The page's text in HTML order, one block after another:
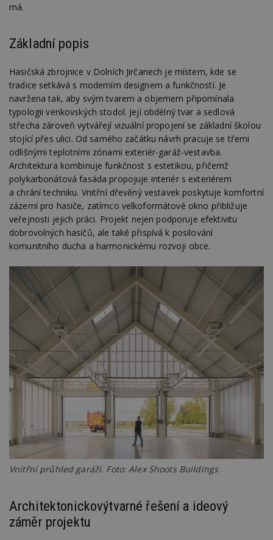
má.
Základní popis
Hasičská zbrojnice v Dolních Jirčanech je místem, kde se
tradice setkává s moderním designem a funkčností. Je
navržena tak, aby svým tvarem a objemem připomínala
typologii venkovských stodol. Její obdélný tvar a sedlová
střecha zároveň vytvářejí vizuální propojení se základní školou
stojící přes ulici. Od samého začátku návrh pracuje se třemi
odlišnými teplotními zónami exteriér-garáž-vestavba.
Architektura kombinuje funkčnost s estetikou, přičemž
polykarbonátová fasáda propojuje interiér s exteriérem
a chrání techniku. Vnitřní dřevěný vestavek poskytuje komfortní
zázemí pro hasiče, zatímco velkoformátové okno přibližuje
veřejnosti jejich práci. Projekt nejen podporuje efektivitu
dobrovolných hasičů, ale také přispívá k posilování
komunitního ducha a harmonickému rozvoji obce.
Vnitřní průhled garáží. Foto: Alex Shoots Buildings
Architektonickovýtvarné řešení a ideový
záměr projektu